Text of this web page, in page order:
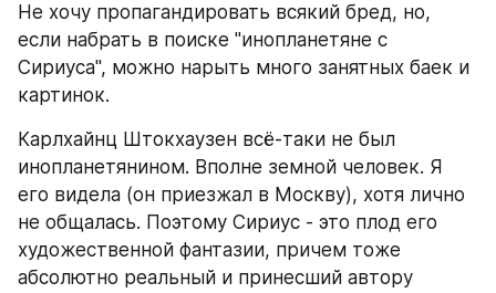
Не хочу пропагандировать всякий бред, но,
если набрать в поиске "инопланетяне с
Сириуса", можно нарыть много занятных баек и
картинок.
Карлхайнц Штокхаузен всё-таки не был
инопланетянином. Вполне земной человек. Я
его видела (он приезжал в Москву), хотя лично
не общалась. Поэтому Сириус - это плод его
художественной фантазии, причем тоже
абсолютно реальный и принесший автору